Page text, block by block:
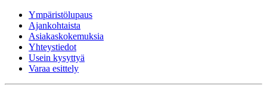
Ympäristölupaus
Ajankohtaista
Asiakaskokemuksia
Yhteystiedot
Usein kysyttyä
Varaa esittely